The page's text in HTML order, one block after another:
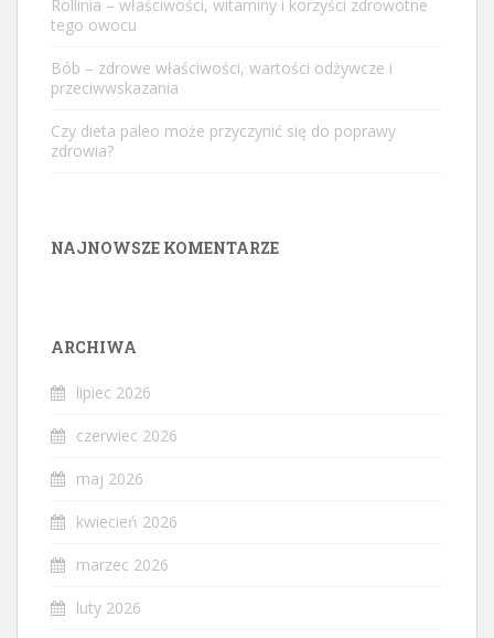
Rollinia – właściwości, witaminy i korzyści zdrowotne
tego owocu
Bób – zdrowe właściwości, wartości odżywcze i
przeciwwskazania
Czy dieta paleo może przyczynić się do poprawy
zdrowia?
NAJNOWSZE KOMENTARZE
ARCHIWA
lipiec 2026
czerwiec 2026
maj 2026
kwiecień 2026
marzec 2026
luty 2026